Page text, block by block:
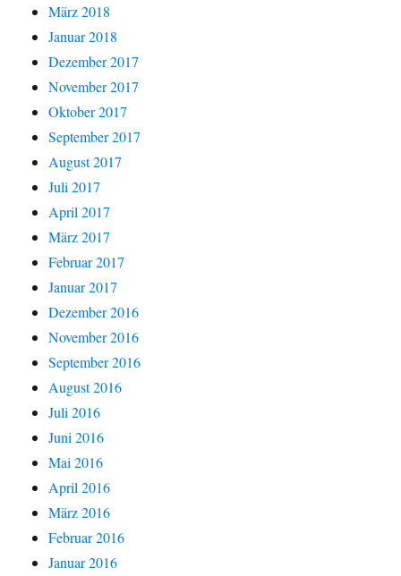
März 2018
Januar 2018
Dezember 2017
November 2017
Oktober 2017
September 2017
August 2017
Juli 2017
April 2017
März 2017
Februar 2017
Januar 2017
Dezember 2016
November 2016
September 2016
August 2016
Juli 2016
Juni 2016
Mai 2016
April 2016
März 2016
Februar 2016
Januar 2016